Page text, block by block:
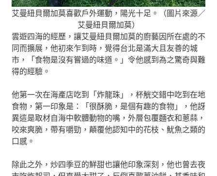
艾曼紐貝爾加莫喜歡戶外運動，陽光十足。（圖片來源／
艾曼紐貝爾加莫）
雲遊四海的經歷，讓艾曼紐貝爾加莫的廚藝因所在處的不
同而擴展，他初來乍到時，覺得台北是滿大且友善的城
市，「食物是沒有嘗過的味道。」令他感到為之驚奇與難
得的經驗。
他第一次在海產店吃到「炸龍珠」，杯觥交錯中吃到在地
食物，第一印象是：「很酥脆，是個有趣的食物」，他訝
異這是取材自海中軟體動物的嘴，外層包覆麵衣和蔥蒜，
咬來爽脆，帶有嚼勁，顛覆他認知中的花枝、魷魚之類的
口感。
除此之外，炒四季豆的鮮甜也讓他印象深刻，他也曾去夜